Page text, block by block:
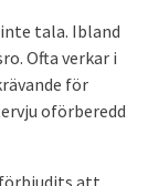
tala. Ibland
Ofta verkar i
för
oförberedd